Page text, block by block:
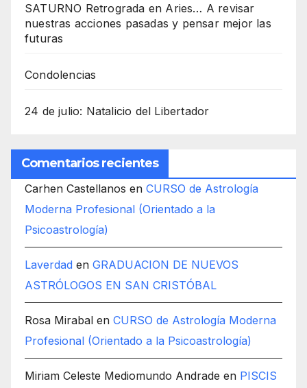
SATURNO Retrograda en Aries… A revisar
nuestras acciones pasadas y pensar mejor las
futuras
Condolencias
24 de julio: Natalicio del Libertador
Comentarios recientes
Carhen Castellanos en CURSO de Astrología
Moderna Profesional (Orientado a la
Psicoastrología)
Laverdad en GRADUACION DE NUEVOS
ASTRÓLOGOS EN SAN CRISTÓBAL
Rosa Mirabal en CURSO de Astrología Moderna
Profesional (Orientado a la Psicoastrología)
Miriam Celeste Mediomundo Andrade en PISCIS